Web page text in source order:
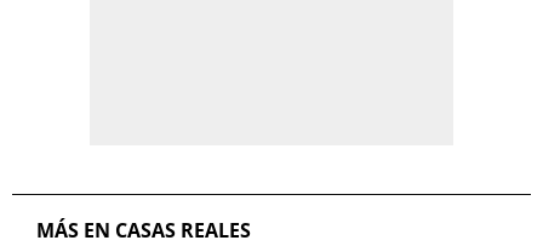
MÁS EN CASAS REALES